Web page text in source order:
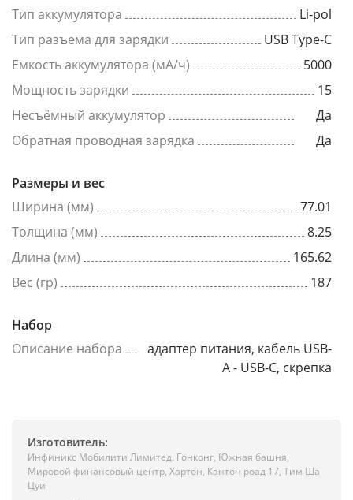
Тип аккумулятора
Li-pol
Тип разъема для зарядки
USB Type-C
Емкость аккумулятора (мА/ч)
5000
Мощность зарядки
15
Несъёмный аккумулятор
Да
Обратная проводная зарядка
Да
Размеры и вес
Ширина (мм)
77.01
Толщина (мм)
8.25
Длина (мм)
165.62
Вес (гр)
187
Набор
Описание набора
адаптер питания, кабель USB-
A - USB-C, скрепка
Изготовитель:
Инфиникс Мобилити Лимитед. Гонконг, Южная башня,
Мировой финансовый центр, Хартон, Кантон роад 17, Тим Ша
Цуи